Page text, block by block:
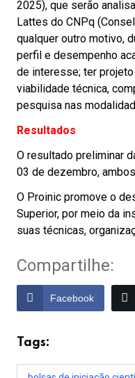
2025), que serão
Lattes do CNPq
qualquer outro motivo,
perfil e desempenho
de interesse; ter
viabilidade técnica,
pesquisa nas
Resultados
O resultado preliminar
03 de dezembro,
O Proinic promove o
Superior, por meio da
suas técnicas,
Compartilhe:
Facebook
Tags: